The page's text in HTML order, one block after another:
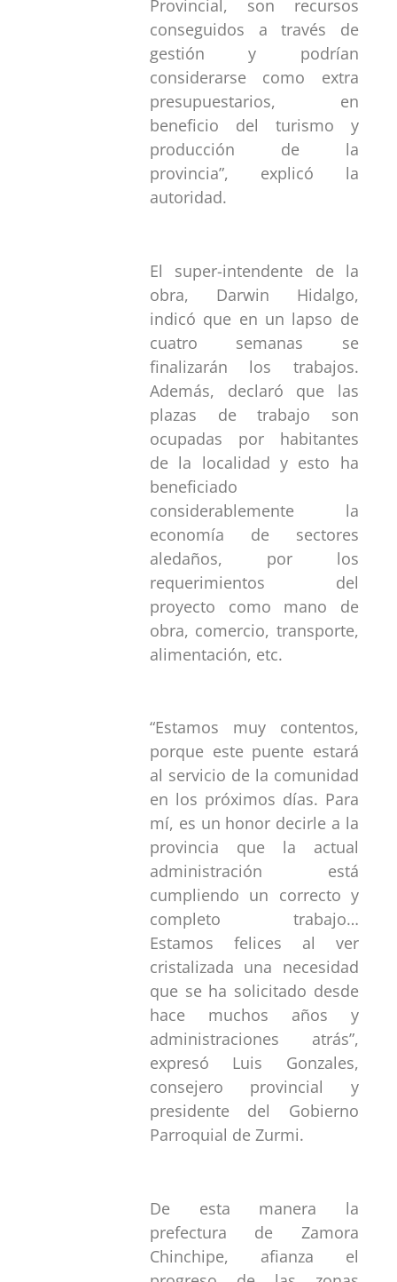
Provincial, son recursos
conseguidos a través de
gestión y podrían
considerarse como extra
presupuestarios, en
beneficio del turismo y
producción de la
provincia”, explicó la
autoridad.
El super-intendente de la
obra, Darwin Hidalgo,
indicó que en un lapso de
cuatro semanas se
finalizarán los trabajos.
Además, declaró que las
plazas de trabajo son
ocupadas por habitantes
de la localidad y esto ha
beneficiado
considerablemente la
economía de sectores
aledaños, por los
requerimientos del
proyecto como mano de
obra, comercio, transporte,
alimentación, etc.
“Estamos muy contentos,
porque este puente estará
al servicio de la comunidad
en los próximos días. Para
mí, es un honor decirle a la
provincia que la actual
administración está
cumpliendo un correcto y
completo trabajo…
Estamos felices al ver
cristalizada una necesidad
que se ha solicitado desde
hace muchos años y
administraciones atrás”,
expresó Luis Gonzales,
consejero provincial y
presidente del Gobierno
Parroquial de Zurmi.
De esta manera la
prefectura de Zamora
Chinchipe, afianza el